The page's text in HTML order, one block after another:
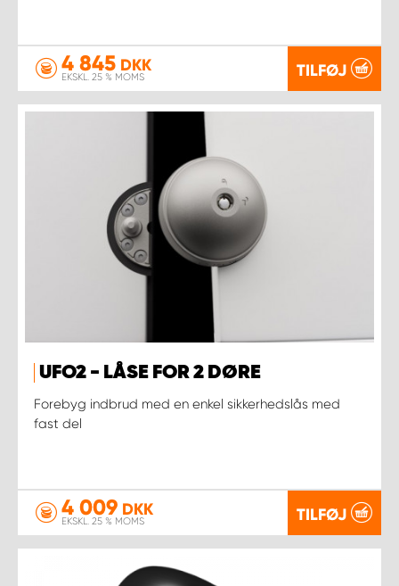
4 845 DKK
EKSKL. 25 % MOMS TILFØJ
UFO2 - LÅSE FOR 2 DØRE
Forebyg indbrud med en enkel sikkerhedslås med
fast del
4 009 DKK
EKSKL. 25 % MOMS TILFØJ